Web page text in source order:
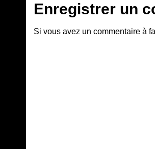
Enregistrer un
Si vous avez un commentaire à